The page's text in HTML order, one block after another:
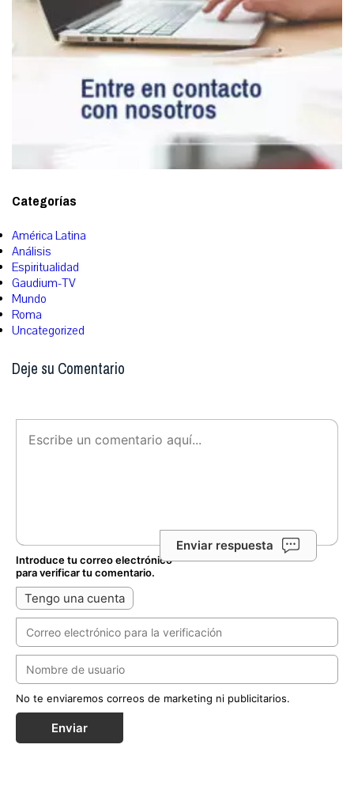
Categorías
América Latina
Análisis
Espiritualidad
Gaudium-TV
Mundo
Roma
Uncategorized
Deje su Comentario
Enviar respuesta
Introduce tu correo electrónico
para verificar tu comentario.
Tengo una cuenta
No te enviaremos correos de marketing ni publicitarios.
Enviar